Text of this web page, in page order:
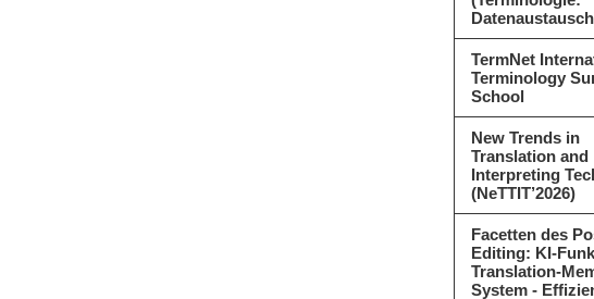
TermNet
Terminology
School
New Trends in
Translation and
Interpreting
(NeTTIT’2026)
Facetten des
Editing: KI-
Translation-
System -